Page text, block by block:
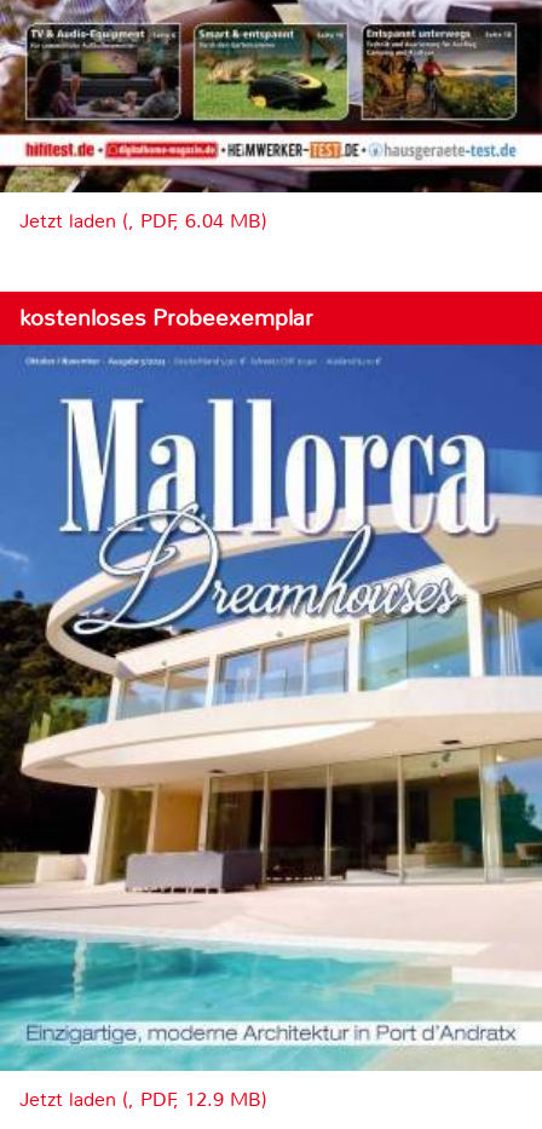
Jetzt laden (, PDF, 6.04 MB)
kostenloses Probeexemplar
Jetzt laden (, PDF, 12.9 MB)